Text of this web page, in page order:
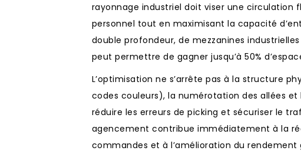
rayonnage industriel doit viser une circulation
personnel tout en maximisant la capacité
double profondeur, de mezzanines
peut permettre de gagner jusqu’à 50%
L’optimisation ne s’arrête pas à la structure
codes couleurs), la numérotation des allées
réduire les erreurs de picking et sécuriser le
agencement contribue immédiatement à la
commandes et à l’amélioration du rendement